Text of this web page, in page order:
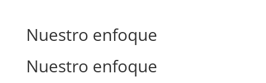
more.
Nuestro enfoque
Nuestro enfoque